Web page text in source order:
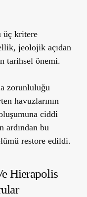
üç kritere
jeolojik açıdan
tarihsel önemi.
zorunluluğu
havuzlarının
ciddi
ardından bu
restore edildi.
Hierapolis